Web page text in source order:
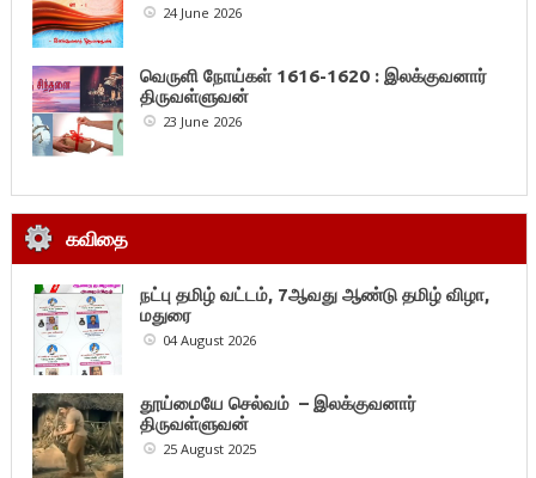
24 June 2026
வெருளி நோய்கள் 1616-1620 : இலக்குவனார்
திருவள்ளுவன்
23 June 2026
கவிதை
நட்பு தமிழ் வட்டம், 7ஆவது ஆண்டு தமிழ் விழா,
மதுரை
04 August 2026
தூய்மையே செல்வம் – இலக்குவனார்
திருவள்ளுவன்
25 August 2025